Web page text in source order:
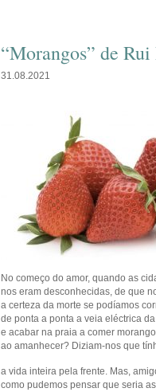
“Morangos” de
31.08.2021
No começo do amor, quando as
nos eram desconhecidas, de que
a certeza da morte se podíamos
de ponta a ponta a veia eléctrica
e acabar na praia a comer
ao amanhecer? Diziam-nos que
a vida inteira pela frente. Mas,
como pudemos pensar que seria